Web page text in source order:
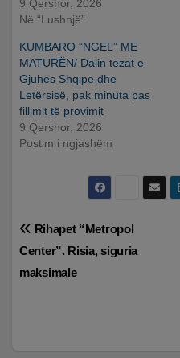
9 Qershor, 2026
Në “Lushnjë”
KUMBARO “NGEL” ME
MATURËN/ Dalin tezat e
Gjuhës Shqipe dhe
Letërsisë, pak minuta pas
fillimit të provimit
9 Qershor, 2026
Postim i ngjashëm
Lëvizje
te
Rihapet “Metropol
Center”. Risia, siguria
maksimale